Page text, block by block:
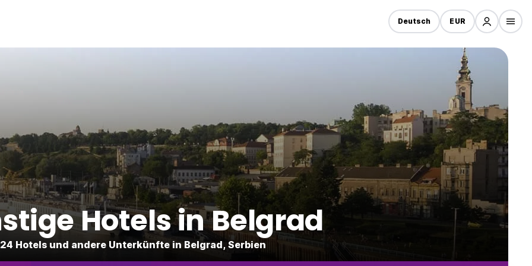
Deutsch EUR
Hotels in Belgrad
24 Hotels und andere Unterkünfte in Belgrad, Serbien